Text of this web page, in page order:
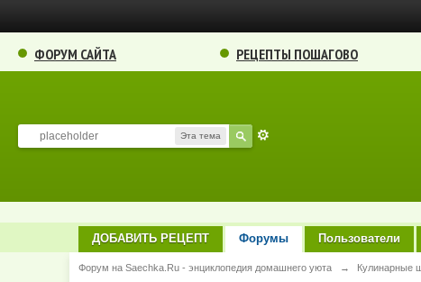
ФОРУМ САЙТА РЕЦЕПТЫ ПОШАГОВО
Эта тема
ДОБАВИТЬ РЕЦЕПТ Форумы Пользователи
Форум на Saechka.Ru - энциклопедия домашнего уюта → Кулинарные